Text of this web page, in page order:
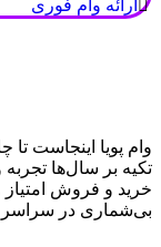
ارائه وام فوری
وام پویااینجاست تا
تکیه بر سال‌ها
خرید و فروش امتیاز
بی‌شماری در سراسر